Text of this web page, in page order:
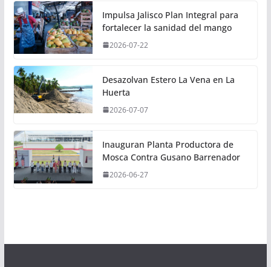
Impulsa Jalisco Plan Integral para
fortalecer la sanidad del mango
2026-07-22
Desazolvan Estero La Vena en La
Huerta
2026-07-07
Inauguran Planta Productora de
Mosca Contra Gusano Barrenador
2026-06-27